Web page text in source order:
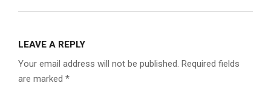
LEAVE A REPLY
Your email address will not be published. Required fields
are marked *